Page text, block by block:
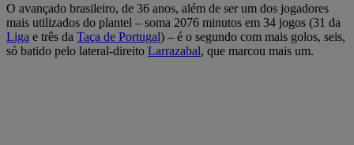
O avançado brasileiro, de 36 anos, além de ser um dos jogadores
mais utilizados do plantel – soma 2076 minutos em 34 jogos (31 da
Liga e três da Taça de Portugal) – é o segundo com mais golos, seis,
só batido pelo lateral-direito Larrazabal, que marcou mais um.